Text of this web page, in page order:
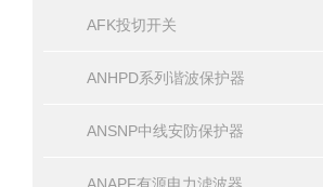
AFK投切开关
ANHPD系列谐波保护器
ANSNP中线安防保护器